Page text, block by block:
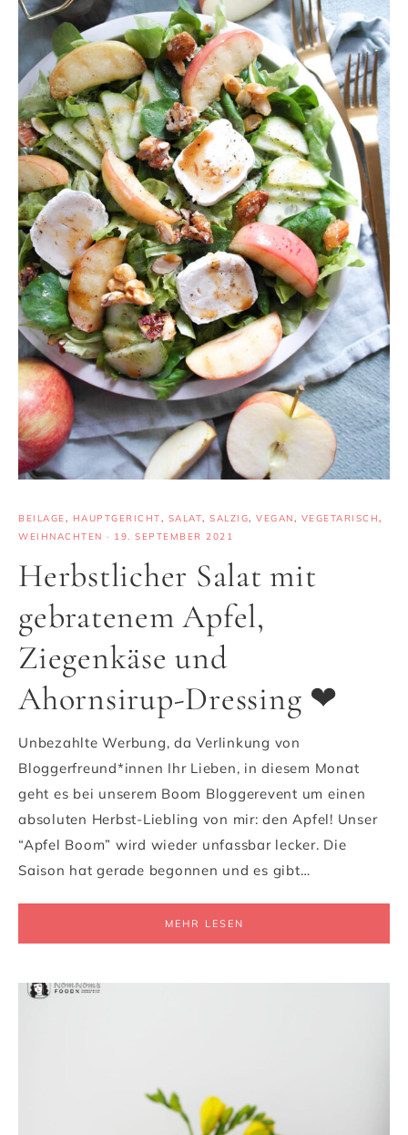
BEILAGE, HAUPTGERICHT, SALAT, SALZIG, VEGAN, VEGETARISCH,
WEIHNACHTEN · 19. SEPTEMBER 2021
Herbstlicher Salat mit
gebratenem Apfel,
Ziegenkäse und
Ahornsirup-Dressing ❤
Unbezahlte Werbung, da Verlinkung von
Bloggerfreund*innen Ihr Lieben, in diesem Monat
geht es bei unserem Boom Bloggerevent um einen
absoluten Herbst-Liebling von mir: den Apfel! Unser
“Apfel Boom” wird wieder unfassbar lecker. Die
Saison hat gerade begonnen und es gibt…
MEHR LESEN